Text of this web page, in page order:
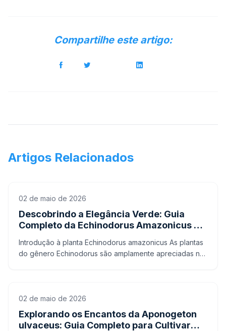
Compartilhe este artigo:
Artigos Relacionados
02 de maio de 2026
Descobrindo a Elegância Verde: Guia
Completo da Echinodorus Amazonicus no
Introdução à planta Echinodorus amazonicus As plantas
do gênero Echinodorus são amplamente apreciadas no
02 de maio de 2026
Explorando os Encantos da Aponogeton
ulvaceus: Guia Completo para Cultivar